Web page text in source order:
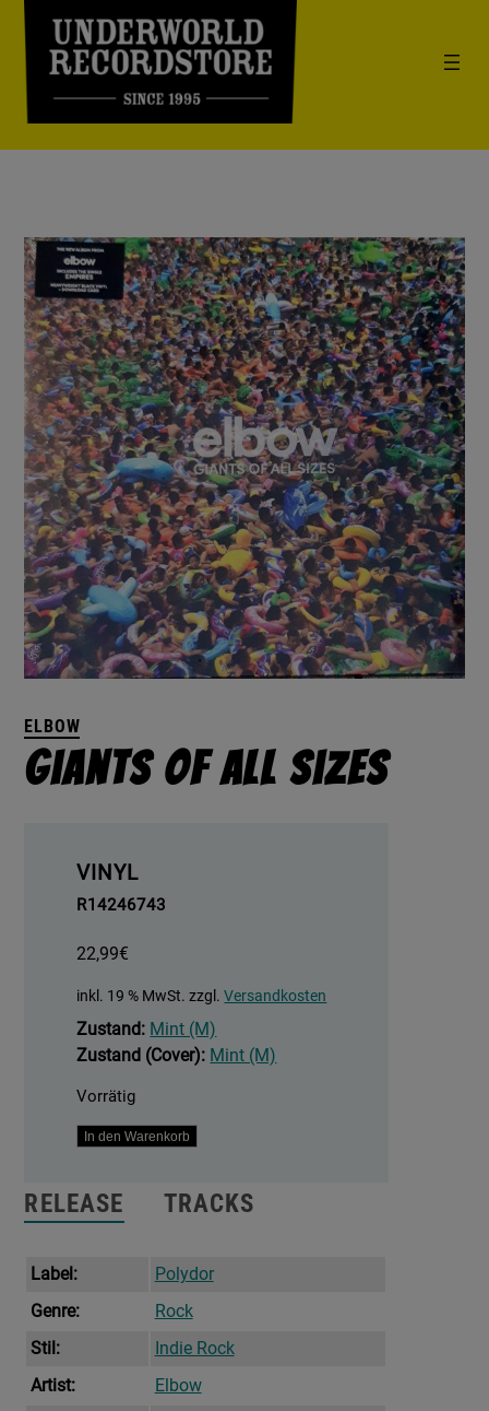
ELBOW
Giants Of All Sizes
VINYL
R14246743
22,99€
inkl. 19 % MwSt. zzgl.Versandkosten
Zustand: Mint (M)
Zustand (Cover): Mint (M)
Vorrätig
Giants
All
Sizes
In den Warenkorb
RELEASE TRACKS
Label:
Polydor
Genre:
Rock
Stil:
Indie Rock
Artist:
Elbow